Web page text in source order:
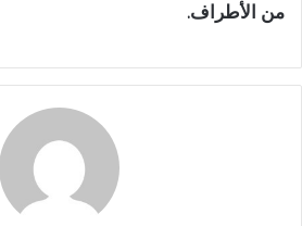
من الأطراف.